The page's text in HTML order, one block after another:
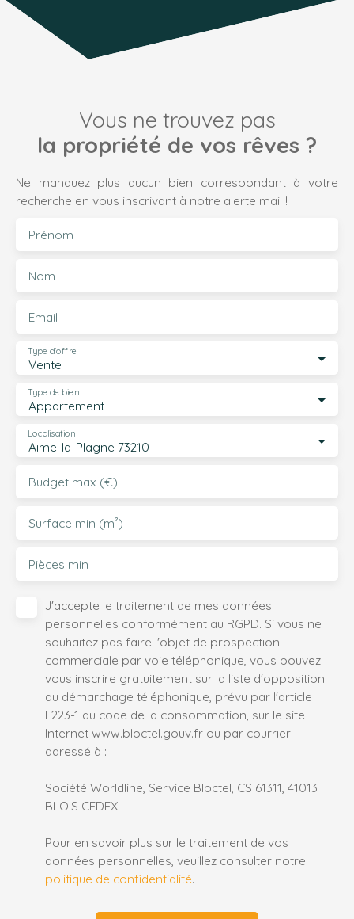
Vous ne trouvez pas
la propriété de vos rêves ?
Ne manquez plus aucun bien correspondant à votre
recherche en vous inscrivant à notre alerte mail !
Prénom
Nom
Email
Vente
Type d'offre
Appartement
Type de bien
Aime-la-Plagne 73210
Localisation
Budget max (€)
Surface min (m²)
Pièces min
J'accepte le traitement de mes données
personnelles conformément au RGPD. Si vous ne
souhaitez pas faire l'objet de prospection
commerciale par voie téléphonique, vous pouvez
vous inscrire gratuitement sur la liste d'opposition
au démarchage téléphonique, prévu par l'article
L223-1 du code de la consommation, sur le site
Internet www.bloctel.gouv.fr ou par courrier
adressé à :
Société Worldline, Service Bloctel, CS 61311, 41013
BLOIS CEDEX.
Pour en savoir plus sur le traitement de vos
données personnelles, veuillez consulter notre
politique de confidentialité.